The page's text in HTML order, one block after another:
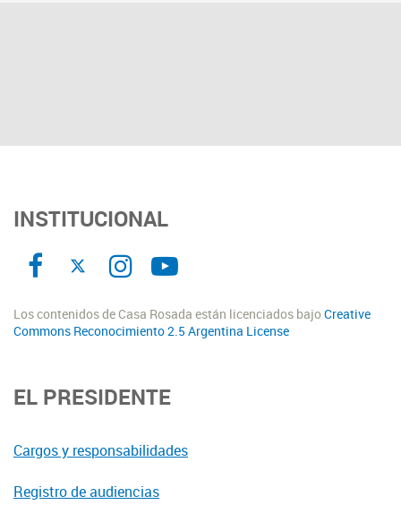
INSTITUCIONAL
Los contenidos de Casa Rosada están licenciados bajoCreative
Commons Reconocimiento 2.5 Argentina License
EL PRESIDENTE
Cargos y responsabilidades
Registro de audiencias